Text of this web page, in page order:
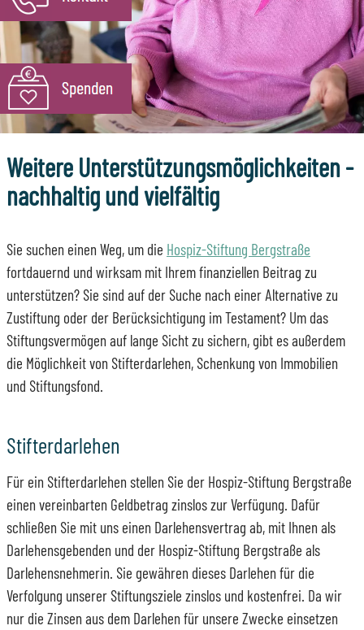
Weitere Unterstützungsmöglichkeiten -
nachhaltig und vielfältig
Sie suchen einen Weg, um die Hospiz-Stiftung Bergstraße
fortdauernd und wirksam mit Ihrem finanziellen Beitrag zu
unterstützen? Sie sind auf der Suche nach einer Alternative zu
Zustiftung oder der Berücksichtigung im Testament? Um das
Stiftungsvermögen auf lange Sicht zu sichern, gibt es außerdem
die Möglichkeit von Stifterdarlehen, Schenkung von Immobilien
und Stiftungsfond.
Stifterdarlehen
Für ein Stifterdarlehen stellen Sie der Hospiz-Stiftung Bergstraße
einen vereinbarten Geldbetrag zinslos zur Verfügung. Dafür
schließen Sie mit uns einen Darlehensvertrag ab, mit Ihnen als
Darlehensgebenden und der Hospiz-Stiftung Bergstraße als
Darlehensnehmerin. Sie gewähren dieses Darlehen für die
Verfolgung unserer Stiftungsziele zinslos und kostenfrei. Da wir
nur die Zinsen aus dem Darlehen für unsere Zwecke einsetzen